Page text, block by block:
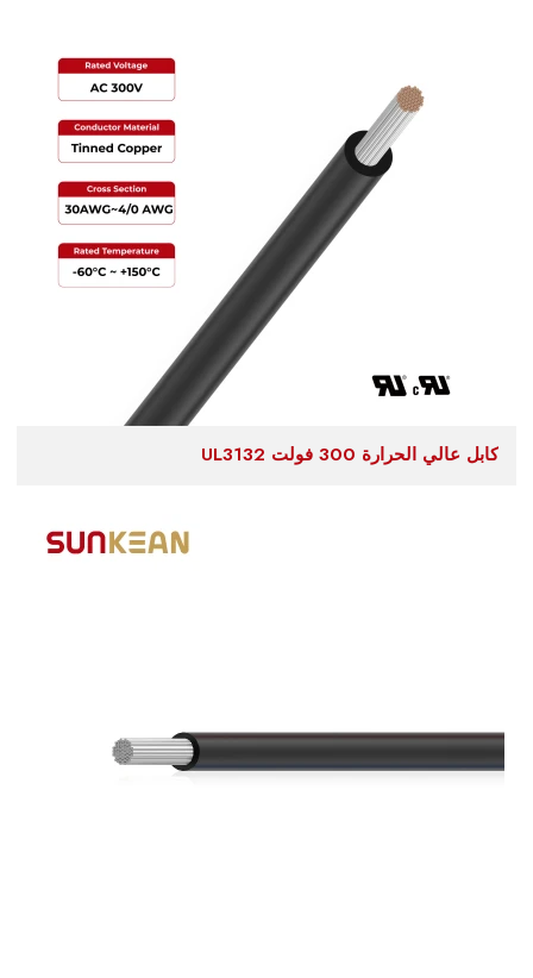
كابل عالي الحرارة 300 فولت UL3132